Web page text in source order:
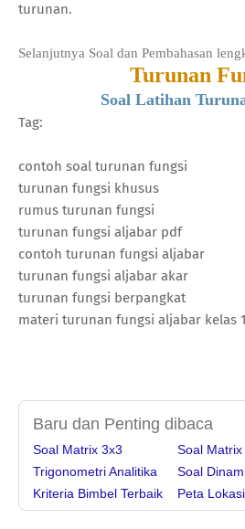
turunan.
Selanjutnya Soal dan Pembahasan
Turunan
Soal Latihan
Tag:
contoh soal turunan fungsi
turunan fungsi khusus
rumus turunan fungsi
turunan fungsi aljabar pdf
contoh turunan fungsi aljabar
turunan fungsi aljabar akar
turunan fungsi berpangkat
materi turunan fungsi aljabar kelas
Baru dan Penting dibaca
Soal Matrix 3x3
Trigonometri Analitika
Kriteria Bimbel Terbaik
Soal
Soal
Peta